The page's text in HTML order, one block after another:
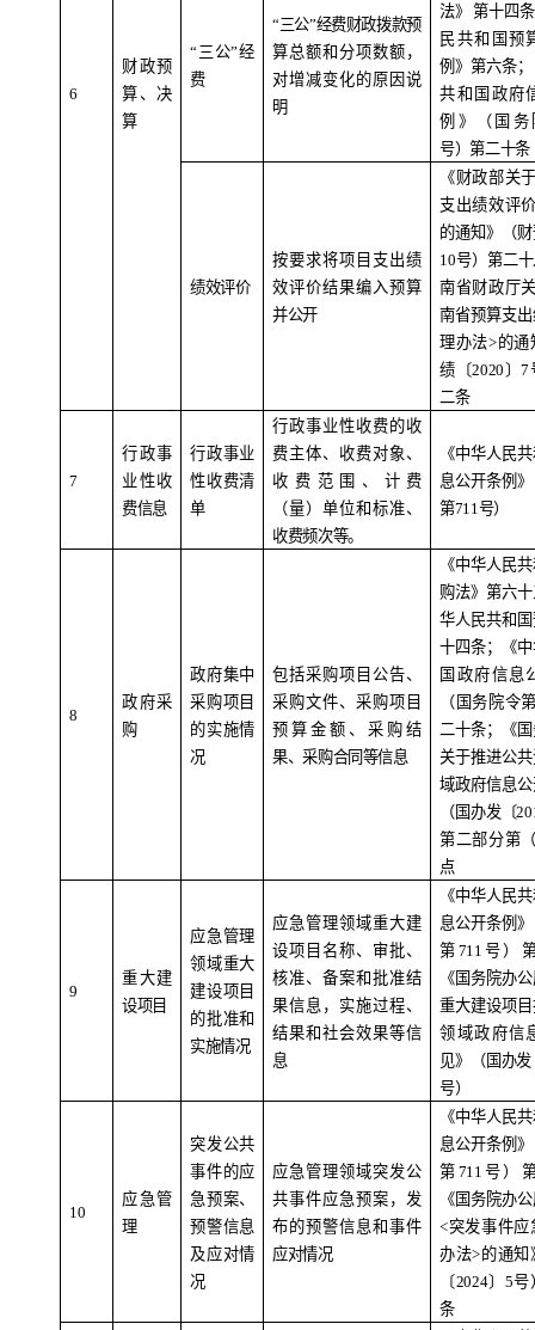
6
财政预
算、决
算
“三公”经
费
“三公”经费财政拨款预
算总额和分项数额，
对增减变化的原因说
明
法》 第十四
民共和国预
例》第六条
共和国政府
例》（国
号）第二十条
绩效评价
按要求将项目支出绩
效评价结果编入预算
并公开
《财政部关
支出绩效评
的通知》（
10号）第二
南省财政厅
南省预算支
理办法>的通
绩〔2020 〕7
二条
7
行政事
业性收
费信息
行政事业
性收费清
单
行政事业性收费的收
费主体、收费对象、
收费范围、计费
（量）单位和标准、
收费频次等。
《中华人民
息公开条例
第711 号）
8
政府采
购
政府集中
采购项目
的实施情
况
包括采购项目公告、
采购文件、采购项目
预算金额、采购结
果、采购合同等信息
《中华人民
购法》第六
华人民共和
十四条；《
国政府信息
（国务院令
二十条；《
关于推进公
域政府信息
（国办发〔
第二部分第
点
9
重大建
设项目
应急管理
领域重大
建设项目
的批准和
实施情况
应急管理领域重大建
设项目名称、审批、
核准、备案和批准结
果信息，实施过程、
结果和社会效果等信
息
《中华人民
息公开条例
第 711 号）
《国务院办
重大建设项
领域政府信
见》（国办发
号）
10
应急管
理
突发公共
事件的应
急预案、
预警信息
及应对情
况
应急管理领域突发公
共事件应急预案，发
布的预警信息和事件
应对情况
《中华人民
息公开条例
第 711 号）
《国务院办
<突发事件应
办法>的通知
〔2024〕 5号
条